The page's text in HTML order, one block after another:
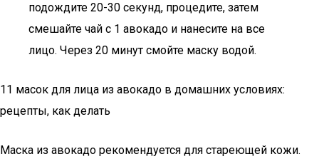
подождите 20-30 секунд, процедите, затем
смешайте чай с 1 авокадо и нанесите на все
лицо. Через 20 минут смойте маску водой.
11 масок для лица из авокадо в домашних условиях:
рецепты, как делать
Маска из авокадо рекомендуется для стареющей кожи.